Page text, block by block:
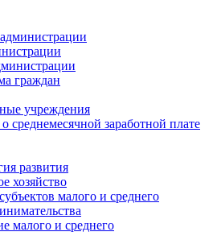
граждан
учреждения
среднемесячной заработной плате
развития
хозяйство
малого и среднего
малого и среднего